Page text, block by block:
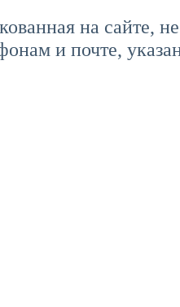
на сайте,
и почте,